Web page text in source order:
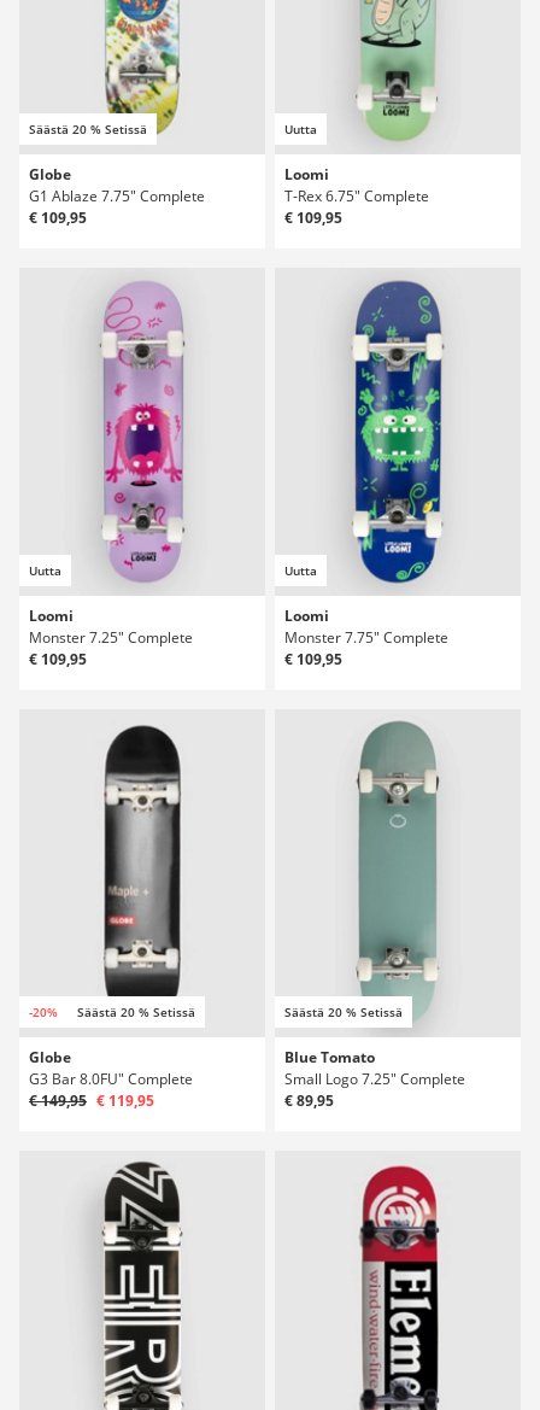
Säästä 20 % Setissä
Globe
G1 Ablaze 7.75" Complete
€ 109,95
Uutta
Loomi
T-Rex 6.75" Complete
€ 109,95
Uutta
Loomi
Monster 7.25" Complete
€ 109,95
Uutta
Loomi
Monster 7.75" Complete
€ 109,95
-20% Säästä 20 % Setissä
Globe
G3 Bar 8.0FU" Complete
€ 149,95 € 119,95
Säästä 20 % Setissä
Blue Tomato
Small Logo 7.25" Complete
€ 89,95